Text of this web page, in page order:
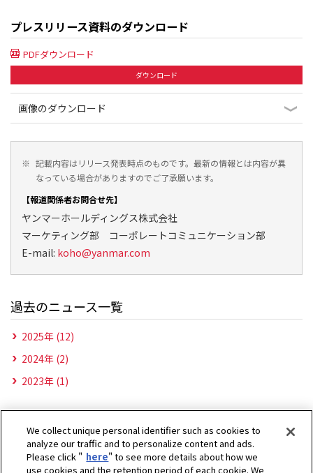
プレスリリース資料のダウンロード
PDFダウンロード
ダウンロード
画像のダウンロード
※ 記載内容はリリース発表時点のものです。最新の情報とは内容が異
なっている場合がありますのでご了承願います。
【報道関係者お問合せ先】
ヤンマーホールディングス株式会社
マーケティング部 コーポレートコミュニケーション部
E-mail: koho@yanmar.com
過去のニュース一覧
2025年 (12)
2024年 (2)
2023年 (1)
We collect unique personal identifier such as cookies to
analyze our traffic and to personalize content and ads.
Please click " here" to see more details about how we
use cookies and the retention period of each cookie. We